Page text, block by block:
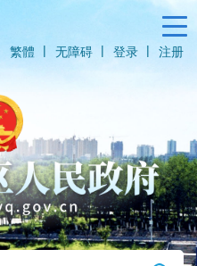
繁體
| 无障碍 | 登录 | 注册